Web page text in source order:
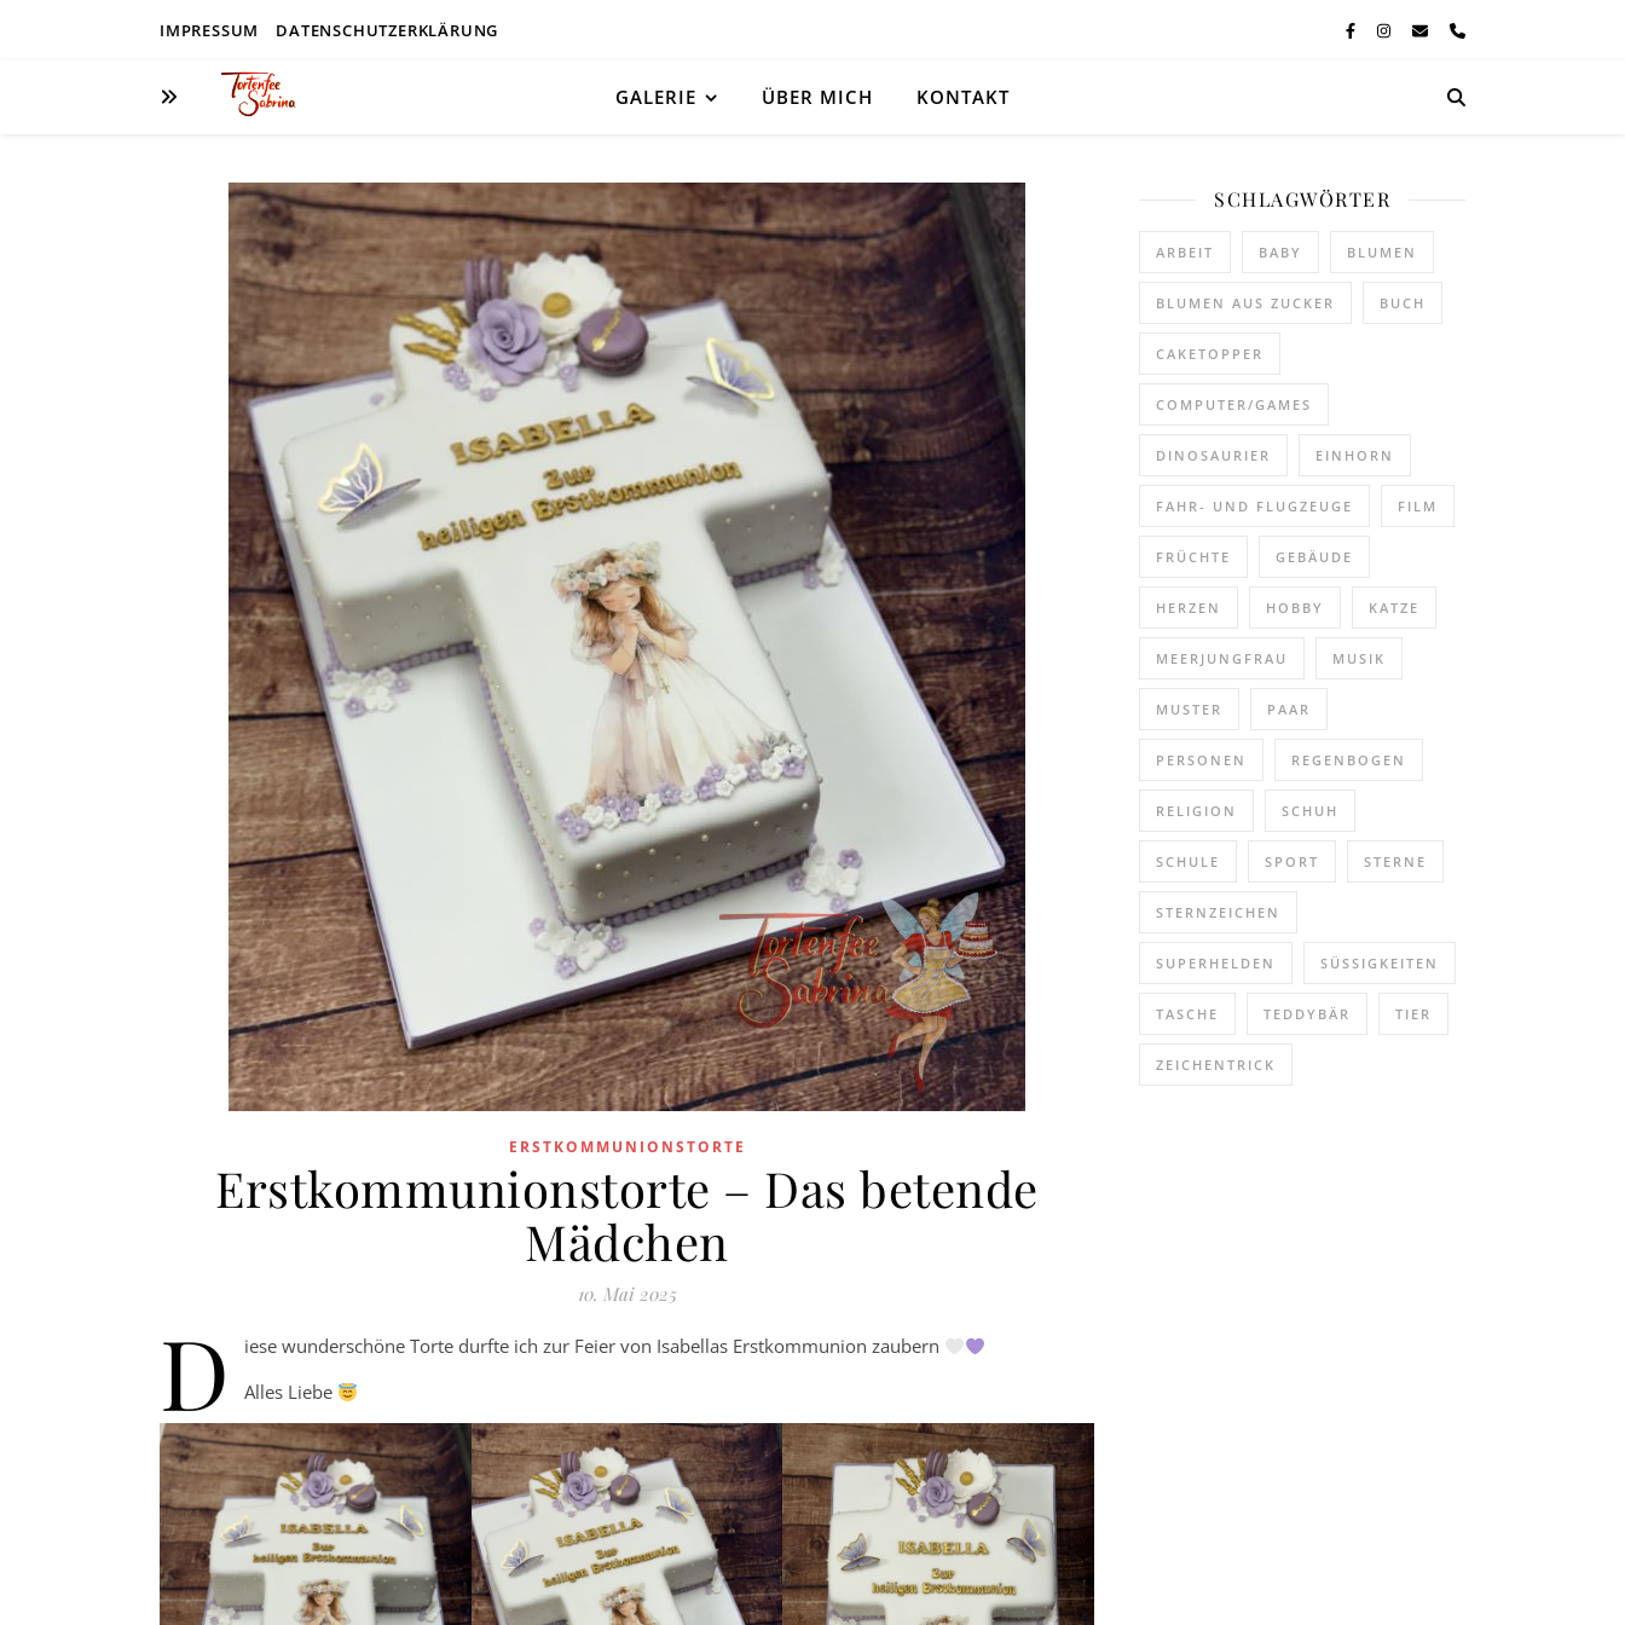
IMPRESSUM DATENSCHUTZERKLÄRUNG
GALERIE ÜBER MICH KONTAKT
ERSTKOMMUNIONSTORTE
Erstkommunionstorte – Das betende
Mädchen
10. Mai 2025
D
iese wunderschöne Torte durfte ich zur Feier von Isabellas Erstkommunion zaubern
Alles Liebe
SCHLAGWÖRTER
ARBEIT BABY BLUMEN
BLUMEN AUS ZUCKER BUCH
CAKETOPPER
COMPUTER/GAMES
DINOSAURIER EINHORN
FAHR- UND FLUGZEUGE FILM
FRÜCHTE GEBÄUDE
HERZEN HOBBY KATZE
MEERJUNGFRAU MUSIK
MUSTER PAAR
PERSONEN REGENBOGEN
RELIGION SCHUH
SCHULE SPORT STERNE
STERNZEICHEN
SUPERHELDEN SÜSSIGKEITEN
TASCHE TEDDYBÄR TIER
ZEICHENTRICK